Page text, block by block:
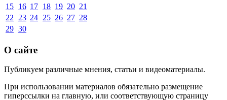
15 16 17 18 19 20 21
22
23 24 25 26 27 28
29 30
О сайте
Публикуем различные мнения, статьи и видеоматериалы.
При использовании материалов обязательно размещение
гиперссылки на главную, или соответствующую страницу